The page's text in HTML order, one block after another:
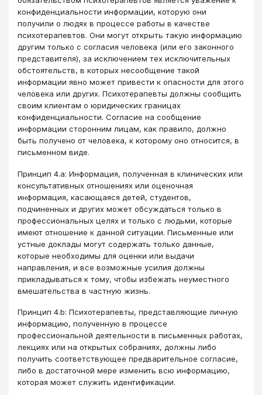
конфиденциальности информации, которую они
получили о людях в процессе работы в качестве
психотерапевтов. Они могут открыть такую информацию
другим только с согласия человека (или его законного
представителя), за исключением тех исключительных
обстоятельств, в которых несообщение такой
информации явно может привести к опасности для этого
человека или других. Психотерапевты должны сообщить
своим клиентам о юридических границах
конфиденциальности. Согласие на сообщение
информации сторонним лицам, как правило, должно
быть получено от человека, к которому оно относится, в
письменном виде.
Принцип 4.a: Информация, полученная в клинических или
консультативных отношениях или оценочная
информация, касающаяся детей, студентов,
подчиненных и других может обсуждаться только в
профессиональных целях и только с людьми, которые
имеют отношение к данной ситуации. Письменные или
устные доклады могут содержать только данные,
которые необходимы для оценки или выдачи
направления, и все возможные усилия должны
прикладываться к тому, чтобы избежать неуместного
вмешательства в частную жизнь.
Принцип 4.b: Психотерапевты, представляющие личную
информацию, полученную в процессе
профессиональной деятельности в письменных работах,
лекциях или на открытых собраниях, должны либо
получить соответствующее предварительное согласие,
либо в достаточной мере изменить всю информацию,
которая может служить идентификации.